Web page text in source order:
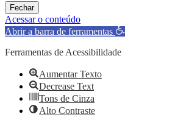
Fechar
Acessar o conteúdo
Abrir a barra de ferramentas
Ferramentas de Acessibilidade
Aumentar Texto
Decrease Text
Tons de Cinza
Alto Contraste